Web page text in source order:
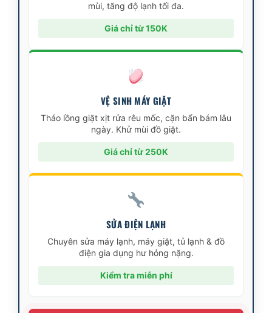
mùi, tăng độ lạnh tối đa.
Giá chỉ từ 150K
VỆ SINH MÁY GIẶT
Tháo lồng giặt xịt rửa rêu mốc, cặn bẩn bám lâu
ngày. Khử mùi đồ giặt.
Giá chỉ từ 250K
SỬA ĐIỆN LẠNH
Chuyên sửa máy lạnh, máy giặt, tủ lạnh & đồ
điện gia dụng hư hỏng nặng.
Kiểm tra miễn phí